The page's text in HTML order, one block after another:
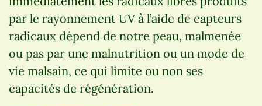
par le rayonnement UV à l’aide de capteurs
radicaux dépend de notre peau, malmenée
ou pas par une malnutrition ou un mode de
vie malsain, ce qui limite ou non ses
capacités de régénération.